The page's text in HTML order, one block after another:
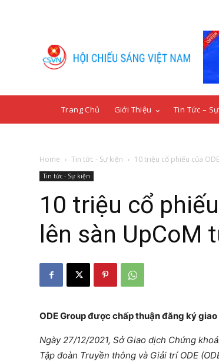
Trang Chủ Giới Thiệu Tin Tức –
Home Tin tức - Sự kiện 10 triệu cổ phiếu của
Tin tức - Sự kiện
10 triệu cổ
lên sàn
ODE Group được chấp thuận đăng ký
Ngày 27/12/2021, Sở Giao dịch Chứng
Tập đoàn Truyền thông và Giải trí ODE